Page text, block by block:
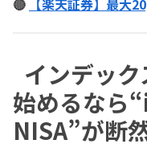
🔴 【楽天証券】最大
インデッ
始めるなら
NISA”が断